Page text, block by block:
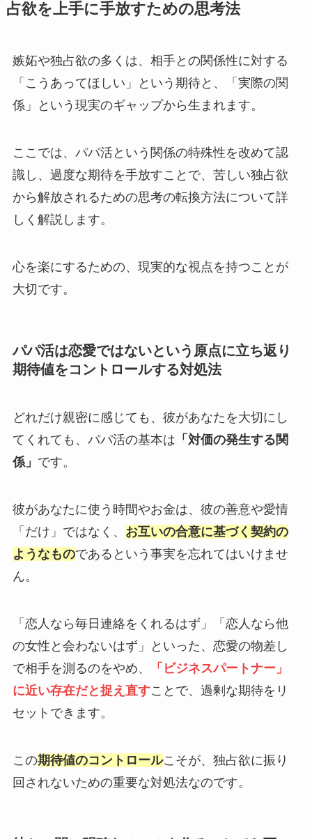
占欲を上手に手放すための思考法
嫉妬や独占欲の多くは、相手との関係性に対する
「こうあってほしい」という期待と、「実際の関
係」という現実のギャップから生まれます。
ここでは、パパ活という関係の特殊性を改めて認
識し、過度な期待を手放すことで、苦しい独占欲
から解放されるための思考の転換方法について詳
しく解説します。
心を楽にするための、現実的な視点を持つことが
大切です。
パパ活は恋愛ではないという原点に立ち返り
期待値をコントロールする対処法
どれだけ親密に感じても、彼があなたを大切にし
てくれても、パパ活の基本は 「対価の発生する関
係」 です。
彼があなたに使う時間やお金は、彼の善意や愛情
「だけ」ではなく、 お互いの合意に基づく契約の
ようなものであるという事実を忘れてはいけませ
ん。
「恋人なら毎日連絡をくれるはず」「恋人なら他
の女性と会わないはず」といった、恋愛の物差し
で相手を測るのをやめ、
「ビジネスパートナー」
に近い存在だと捉え直すことで、過剰な期待をリ
セットできます。
この期待値のコントロールこそが、独占欲に振り
回されないための重要な対処法なのです。